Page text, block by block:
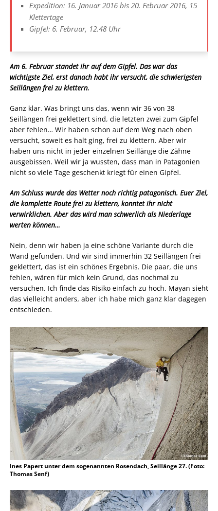
Expedition: 16. Januar 2016 bis 20. Februar 2016, 15
Klettertage
Gipfel: 6. Februar, 12.48 Uhr
Am 6. Februar standet ihr auf dem Gipfel. Das war das
wichtigste Ziel, erst danach habt ihr versucht, die schwierigsten
Seillängen frei zu klettern.
Ganz klar. Was bringt uns das, wenn wir 36 von 38
Seillängen frei geklettert sind, die letzten zwei zum Gipfel
aber fehlen… Wir haben schon auf dem Weg nach oben
versucht, soweit es halt ging, frei zu klettern. Aber wir
haben uns nicht in jeder einzelnen Seillänge die Zähne
ausgebissen. Weil wir ja wussten, dass man in Patagonien
nicht so viele Tage geschenkt kriegt für einen Gipfel.
Am Schluss wurde das Wetter noch richtig patagonisch. Euer Ziel,
die komplette Route frei zu klettern, konntet ihr nicht
verwirklichen. Aber das wird man schwerlich als Niederlage
werten können…
Nein, denn wir haben ja eine schöne Variante durch die
Wand gefunden. Und wir sind immerhin 32 Seillängen frei
geklettert, das ist ein schönes Ergebnis. Die paar, die uns
fehlen, wären für mich kein Grund, das nochmal zu
versuchen. Ich finde das Risiko einfach zu hoch. Mayan sieht
das vielleicht anders, aber ich habe mich ganz klar dagegen
entschieden.
Ines Papert unter dem sogenannten Rosendach, Seillänge 27. (Foto:
Thomas Senf)